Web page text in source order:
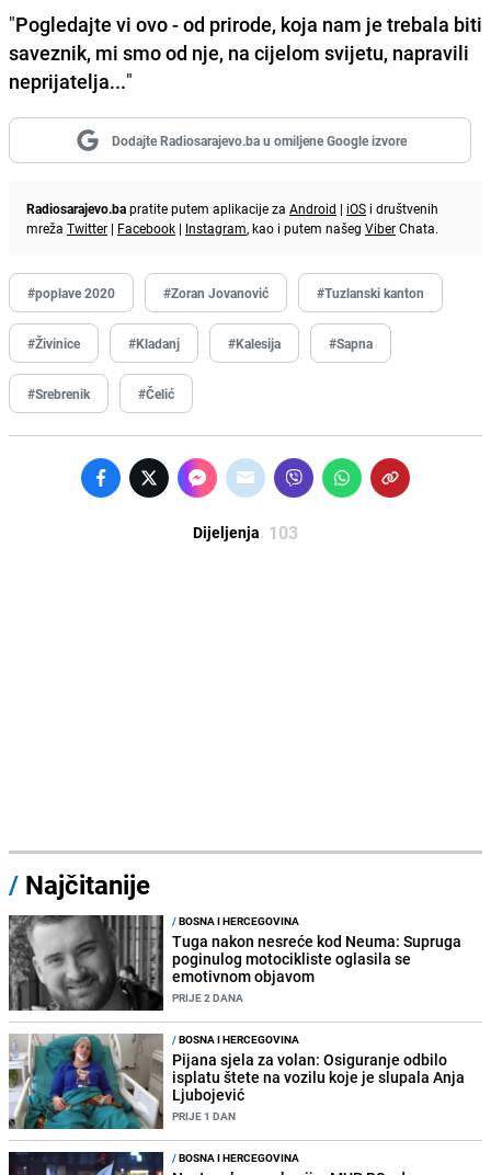
"Pogledajte vi ovo - od prirode, koja nam je trebala biti
saveznik, mi smo od nje, na cijelom svijetu, napravili
neprijatelja..."
Dodajte Radiosarajevo.ba u omiljene Google izvore
Radiosarajevo.bapratite putem aplikacije za Android | iOS i društvenih
mreža Twitter | Facebook | Instagram, kao i putem našeg ViberChata.
#poplave 2020 #Zoran Jovanović #Tuzlanski kanton
#Živinice #Kladanj #Kalesija #Sapna
#Srebrenik #Čelić
Dijeljenja 103
/ Najčitanije
/BOSNA I HERCEGOVINA
Tuga nakon nesreće kod Neuma: Supruga
poginulog motocikliste oglasila se
emotivnom objavom
PRIJE 2 DANA
/BOSNA I HERCEGOVINA
Pijana sjela za volan: Osiguranje odbilo
isplatu štete na vozilu koje je slupala Anja
Ljubojević
PRIJE 1 DAN
/BOSNA I HERCEGOVINA